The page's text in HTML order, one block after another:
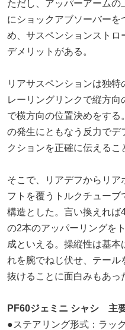
ただし、アッパーアーム
にショックアブソーバーを
め、サスペンションストロ
デメリットがある。
リアサスペンションは独特
レーリングリンクで縦方向
で横方向の位置決めをする
の発生にともなう反力でデ
クションを正確に伝えるこ
そこで、リアデフからリア
フトを覆うトルクチューブ
構造とした。言い換えれば
の2本のアッパーリングを
成といえる。操縦性は基
れを腕でねじ伏せ、テー
抜けることに面白みもあっ
PF60ジェミニ シャシ 主
●ステアリング形式：ラッ